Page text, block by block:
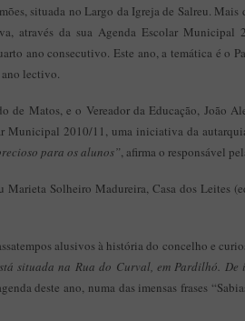
situada no Largo da Igreja de Salreu. Mais
através da sua Agenda Escolar Municipal
ano consecutivo. Este ano, a temática é o
lectivo.
de Matos, e o Vereador da Educação, João
2010/11, uma iniciativa da
para os alunos”, afirma o responsável
Marieta Solheiro Madureira, Casa dos
alusivos à história do concelho e
situada na Rua do Curval, em Pardilhó.
deste ano, numa das imensas frases